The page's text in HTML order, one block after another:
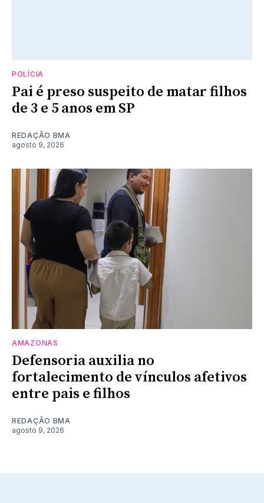
POLÍCIA
Pai é preso suspeito de matar filhos
de 3 e 5 anos em SP
REDAÇÃO BMA
agosto 9, 2026
AMAZONAS
Defensoria auxilia no
fortalecimento de vínculos afetivos
entre pais e filhos
REDAÇÃO BMA
agosto 9, 2026